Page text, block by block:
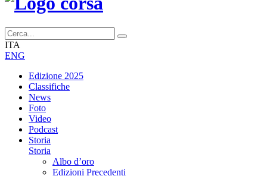
ITA
ENG
Edizione 2025
Classifiche
News
Foto
Video
Podcast
Storia
Storia
Albo d’oro
Edizioni Precedenti